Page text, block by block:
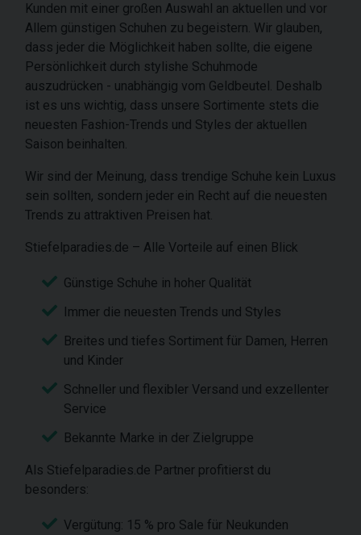
Kunden mit einer großen Auswahl an aktuellen und vor
Allem günstigen Schuhen zu begeistern. Wir glauben,
dass jeder die Möglichkeit haben sollte, die eigene
Persönlichkeit durch stylishe Schuhmode
auszudrücken - unabhängig vom Geldbeutel. Deshalb
ist es uns wichtig, dass unsere Sortimente stets die
neuesten Fashion-Trends und Styles der aktuellen
Saison beinhalten.
Wir sind der Meinung, dass trendige Schuhe kein Luxus
sein sollten, sondern jeder ein Recht auf die neuesten
Trends zu attraktiven Preisen hat.
Stiefelparadies.de – Alle Vorteile auf einen Blick
Günstige Schuhe in hoher Qualität
Immer die neuesten Trends und Styles
Breites und tiefes Sortiment für Damen, Herren
und Kinder
Schneller und flexibler Versand und exzellenter
Service
Bekannte Marke in der Zielgruppe
Als Stiefelparadies.de Partner profitierst du
besonders:
Vergütung: 15 % pro Sale für Neukunden